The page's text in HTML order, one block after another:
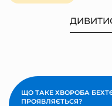
ЩО ТАКЕ ХВОРОБА
ПРОЯВЛЯЄТЬСЯ?